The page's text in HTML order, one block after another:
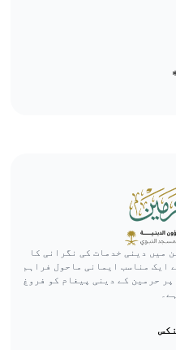
میں دینی خدمات کی نگرانی کا
ایک مناسب ایمانی ماحول فراہم
حرمین کے دینی پیغام کو فروغ